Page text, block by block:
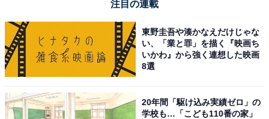
注目の連載
東野圭吾や湊かなえだけじゃな
い、「業と罪」を描く『映画ち
いかわ』から強く連想した映画
8選
20年間「駆け込み実績ゼロ」の
学校も…「こども110番の家」